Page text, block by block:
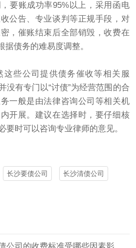
要账成功率95%以上，采用函电
公告、专业谈判等正规手段，对
，催账结束后全部销毁，收费在
据债务的难易度调整。
这些公司提供债务催收等相关服
没有专门以“讨债”为经营范围的合
一般是由法律咨询公司等相关机
开展。建议在选择时，要仔细核
要时可以咨询专业律师的意见。
长沙要债公司 长沙清债公司